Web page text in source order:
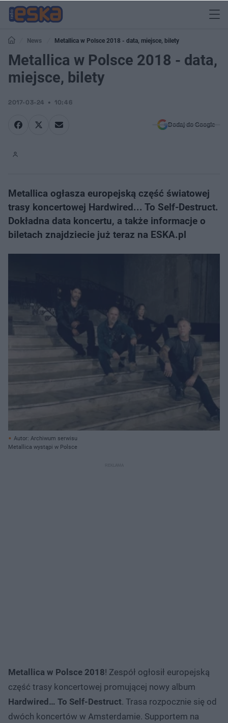
News Metallica w Polsce 2018 - data, miejsce, bilety
Metallica w Polsce 2018 - data,
miejsce, bilety
2017-03-24 10:46
Dodaj do Google
Metallica ogłasza europejską część światowej
trasy koncertowej Hardwired... To Self-Destruct.
Dokładna data koncertu, a także informacje o
biletach znajdziecie już teraz na ESKA.pl
Autor: Archiwum serwisu
Metallica wystąpi w Polsce
Metallica w Polsce 2018! Zespół ogłosił europejską
część trasy koncertowej promującej nowy album
Hardwired… To Self-Destruct. Trasa rozpocznie się od
dwóch koncertów w Amsterdamie. Supportem na